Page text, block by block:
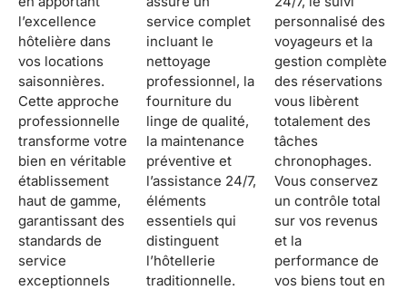
l’excellence
hôtelière dans
vos locations
saisonnières.
Cette approche
professionnelle
transforme votre
bien en véritable
établissement
haut de gamme,
garantissant des
standards de
service
exceptionnels
service complet
incluant le
nettoyage
professionnel, la
fourniture du
linge de qualité,
la maintenance
préventive et
l’assistance 24/7,
éléments
essentiels qui
distinguent
l’hôtellerie
traditionnelle.
personnalisé des
voyageurs et la
gestion complète
des réservations
vous libèrent
totalement des
tâches
chronophages.
Vous conservez
un contrôle total
sur vos revenus
et la
performance de
vos biens tout en